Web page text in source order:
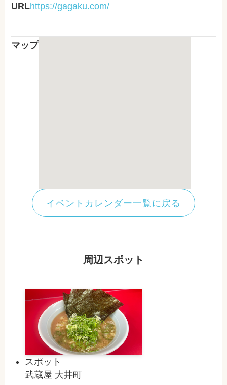
URLhttps://gagaku.com/
マップ
イベントカレンダー一覧に戻る
周辺スポット
スポット
武蔵屋 大井町